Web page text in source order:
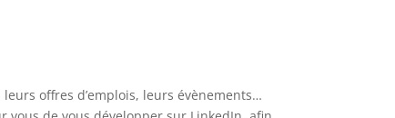
offres d’emplois, leurs évènements…